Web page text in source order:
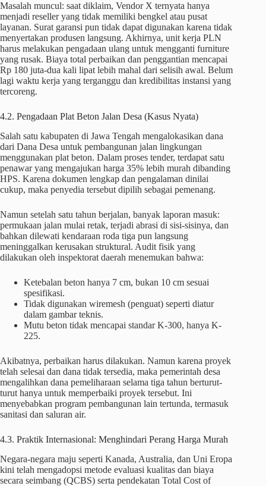
Masalah muncul: saat diklaim, Vendor X ternyata hanya
menjadi reseller yang tidak memiliki bengkel atau pusat
layanan. Surat garansi pun tidak dapat digunakan karena tidak
menyertakan produsen langsung. Akhirnya, unit kerja PLN
harus melakukan pengadaan ulang untuk mengganti furniture
yang rusak. Biaya total perbaikan dan penggantian mencapai
Rp 180 juta-dua kali lipat lebih mahal dari selisih awal. Belum
lagi waktu kerja yang terganggu dan kredibilitas instansi yang
tercoreng.
4.2. Pengadaan Plat Beton Jalan Desa (Kasus Nyata)
Salah satu kabupaten di Jawa Tengah mengalokasikan dana
dari Dana Desa untuk pembangunan jalan lingkungan
menggunakan plat beton. Dalam proses tender, terdapat satu
penawar yang mengajukan harga 35% lebih murah dibanding
HPS. Karena dokumen lengkap dan pengalaman dinilai
cukup, maka penyedia tersebut dipilih sebagai pemenang.
Namun setelah satu tahun berjalan, banyak laporan masuk:
permukaan jalan mulai retak, terjadi abrasi di sisi-sisinya, dan
bahkan dilewati kendaraan roda tiga pun langsung
meninggalkan kerusakan struktural. Audit fisik yang
dilakukan oleh inspektorat daerah menemukan bahwa:
Ketebalan beton hanya 7 cm, bukan 10 cm sesuai
spesifikasi.
Tidak digunakan wiremesh (penguat) seperti diatur
dalam gambar teknis.
Mutu beton tidak mencapai standar K-300, hanya K-
225.
Akibatnya, perbaikan harus dilakukan. Namun karena proyek
telah selesai dan dana tidak tersedia, maka pemerintah desa
mengalihkan dana pemeliharaan selama tiga tahun berturut-
turut hanya untuk memperbaiki proyek tersebut. Ini
menyebabkan program pembangunan lain tertunda, termasuk
sanitasi dan saluran air.
4.3. Praktik Internasional: Menghindari Perang Harga Murah
Negara-negara maju seperti Kanada, Australia, dan Uni Eropa
kini telah mengadopsi metode evaluasi kualitas dan biaya
secara seimbang (QCBS) serta pendekatan Total Cost of